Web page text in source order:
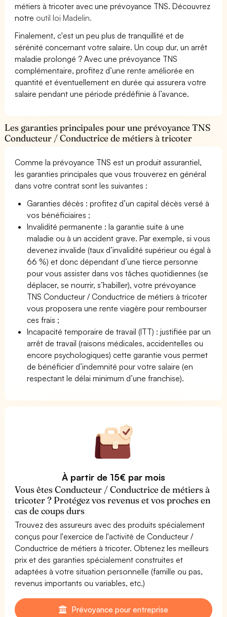
métiers à tricoter avec une prévoyance TNS. Découvrez
notre outil loi Madelin.
Finalement, c'est un peu plus de tranquillité et de
sérénité concernant votre salaire. Un coup dur, un arrêt
maladie prolongé ? Avec une prévoyance TNS
complémentaire, profitez d’une rente améliorée en
quantité et éventuellement en durée qui assurera votre
salaire pendant une période prédéfinie à l’avance.
Les garanties principales pour une prévoyance TNS
Conducteur / Conductrice de métiers à tricoter
Comme la prévoyance TNS est un produit assurantiel,
les garanties principales que vous trouverez en général
dans votre contrat sont les suivantes :
Garanties décès : profitez d’un capital décès versé à
vos bénéficiaires ;
Invalidité permanente : la garantie suite à une
maladie ou à un accident grave. Par exemple, si vous
devenez invalide (taux d’invalidité supérieur ou égal à
66 %) et donc dépendant d’une tierce personne
pour vous assister dans vos tâches quotidiennes (se
déplacer, se nourrir, s’habiller), votre prévoyance
TNS Conducteur / Conductrice de métiers à tricoter
vous proposera une rente viagère pour rembourser
ces frais ;
Incapacité temporaire de travail (ITT) : justifiée par un
arrêt de travail (raisons médicales, accidentelles ou
encore psychologiques) cette garantie vous permet
de bénéficier d’indemnité pour votre salaire (en
respectant le délai minimum d’une franchise).
À partir de 15€ par mois
Vous êtes Conducteur / Conductrice de métiers à
tricoter ? Protégez vos revenus et vos proches en
cas de coups durs
Trouvez des assureurs avec des produits spécialement
conçus pour l'exercice de l'activité de Conducteur /
Conductrice de métiers à tricoter. Obtenez les meilleurs
prix et des garanties spécialement construites et
adaptées à votre situation personnelle (famille ou pas,
revenus importants ou variables, etc.)
Prévoyance pour entreprise